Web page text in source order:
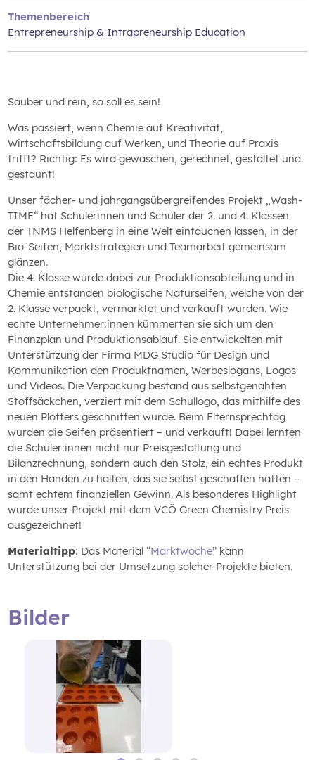
Themenbereich
Entrepreneurship & Intrapreneurship Education
Sauber und rein, so soll es sein!
Was passiert, wenn Chemie auf Kreativität,
Wirtschaftsbildung auf Werken, und Theorie auf Praxis
trifft? Richtig: Es wird gewaschen, gerechnet, gestaltet und
gestaunt!
Unser fächer- und jahrgangsübergreifendes Projekt „Wash-
TIME“ hat Schülerinnen und Schüler der 2. und 4. Klassen
der TNMS Helfenberg in eine Welt eintauchen lassen, in der
Bio-Seifen, Marktstrategien und Teamarbeit gemeinsam
glänzen.
Die 4. Klasse wurde dabei zur Produktionsabteilung und in
Chemie entstanden biologische Naturseifen, welche von der
2. Klasse verpackt, vermarktet und verkauft wurden. Wie
echte Unternehmer:innen kümmerten sie sich um den
Finanzplan und Produktionsablauf. Sie entwickelten mit
Unterstützung der Firma MDG Studio für Design und
Kommunikation den Produktnamen, Werbeslogans, Logos
und Videos. Die Verpackung bestand aus selbstgenähten
Stoffsäckchen, verziert mit dem Schullogo, das mithilfe des
neuen Plotters geschnitten wurde. Beim Elternsprechtag
wurden die Seifen präsentiert – und verkauft! Dabei lernten
die Schüler:innen nicht nur Preisgestaltung und
Bilanzrechnung, sondern auch den Stolz, ein echtes Produkt
in den Händen zu halten, das sie selbst geschaffen hatten –
samt echtem finanziellen Gewinn. Als besonderes Highlight
wurde unser Projekt mit dem VCÖ Green Chemistry Preis
ausgezeichnet!
Materialtipp: Das Material “Marktwoche” kann
Unterstützung bei der Umsetzung solcher Projekte bieten.
Bilder